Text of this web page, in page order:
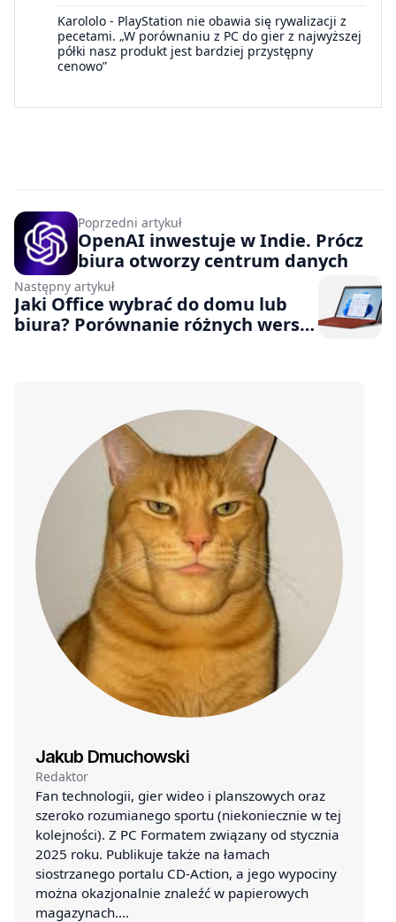
Karololo - PlayStation nie obawia się rywalizacji z
pecetami. „W porównaniu z PC do gier z najwyższej
półki nasz produkt jest bardziej przystępny
cenowo”
Poprzedni artykuł
OpenAI inwestuje w Indie. Prócz
biura otworzy centrum danych
Następny artykuł
Jaki Office wybrać do domu lub
biura? Porównanie różnych wersji
Jakub Dmuchowski
Redaktor
Fan technologii, gier wideo i planszowych oraz
szeroko rozumianego sportu (niekoniecznie w tej
kolejności). Z PC Formatem związany od stycznia
2025 roku. Publikuje także na łamach
siostrzanego portalu CD-Action, a jego wypociny
można okazjonalnie znaleźć w papierowych
magazynach.…